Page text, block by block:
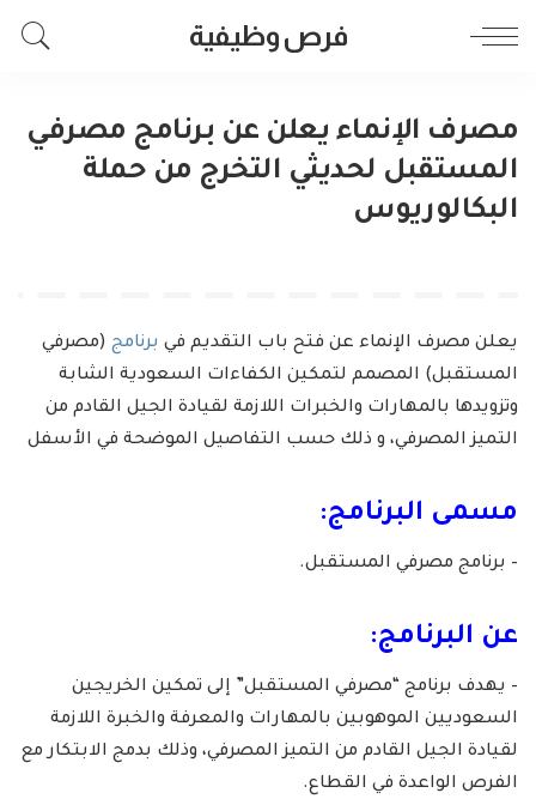
فرص وظيفية
مصرف الإنماء يعلن عن برنامج مصرفي
المستقبل لحديثي التخرج من حملة
البكالوريوس
يعلن مصرف الإنماء عن فتح باب التقديم في برنامج (مصرفي
المستقبل) المصمم لتمكين الكفاءات السعودية الشابة
وتزويدها بالمهارات والخبرات اللازمة لقيادة الجيل القادم من
التميز المصرفي، و ذلك حسب التفاصيل الموضحة في الأسفل
مسمى البرنامج:
– برنامج مصرفي المستقبل.
عن البرنامج:
– يهدف برنامج “مصرفي المستقبل” إلى تمكين الخريجين
السعوديين الموهوبين بالمهارات والمعرفة والخبرة اللازمة
لقيادة الجيل القادم من التميز المصرفي، وذلك بدمج الابتكار مع
الفرص الواعدة في القطاع.